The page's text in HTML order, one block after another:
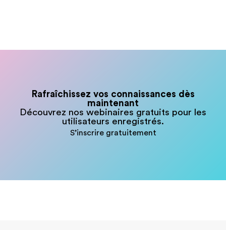
Rafraîchissez vos connaissances dès
maintenant
Découvrez nos webinaires gratuits pour les
utilisateurs enregistrés.
S’inscrire gratuitement